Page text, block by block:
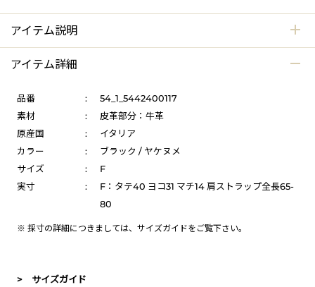
アイテム説明
アイテム詳細
品番 :
54_1_5442400117
素材
:
皮革部分：牛革
原産国
:
イタリア
カラー
:
ブラック / ヤケヌメ
サイズ
:
F
実寸
:
F：タテ40 ヨコ31 マチ14 肩ストラップ全長65-
80
※ 採寸の詳細につきましては、 サイズガイドをご覧下さい。
> サイズガイド